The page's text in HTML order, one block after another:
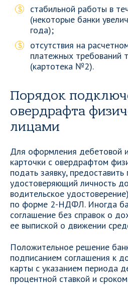
стабильной работы в
(некоторые банки
года);
отсутствия на
платежных требований
(картотека №2).
Порядок
овердрафта
лицами
Для оформления дебетовой
карточки с овердрафтом
подать заявку,
удостоверяющий личность
водительское
по форме 2-НДФЛ. Иногда
соглашение без справок о
ее выпиской о движении
Положительное решение
подписанием соглашения к
карты с указанием периода
процентной ставкой и